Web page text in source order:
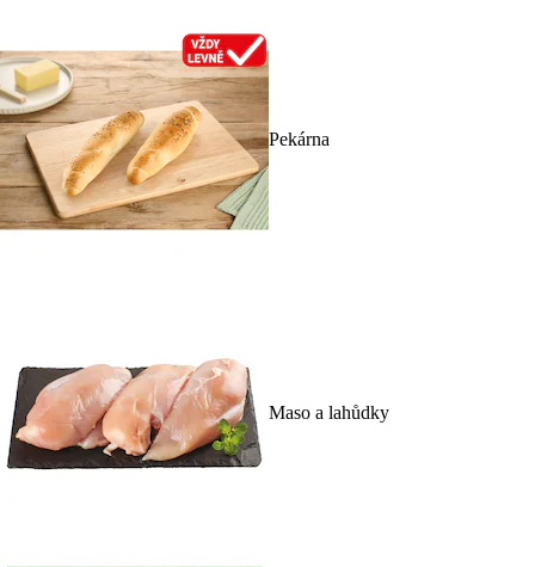
Pekárna
Maso a lahůdky